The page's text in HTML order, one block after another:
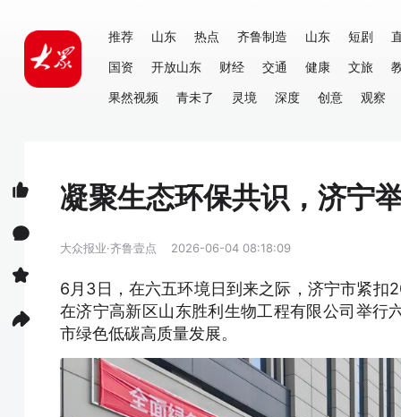
推荐 山东 热点 齐鲁制造 山东 短剧
国资
开放山东 财经 交通 健康 文旅
果然视频
青未了 灵境 深度 创意 观察
凝聚生态环保共识，济宁
大众报业·齐鲁壹点 2026-06-04 08:18:09
6月3日，在六五环境日到来之际，济宁市紧扣
在济宁高新区山东胜利生物工程有限公司举行
市绿色低碳高质量发展。